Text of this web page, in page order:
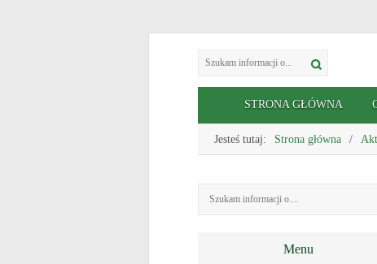
STRONA GŁÓWNA
Jesteś tutaj: Strona główna
Menu